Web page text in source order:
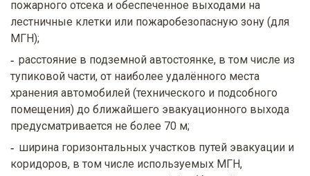
пожарного отсека и обеспеченное выходами на
лестничные клетки или пожаробезопасную зону (для
МГН);
расстояние в подземной автостоянке, в том числе из
тупиковой части, от наиболее удалённого места
хранения автомобилей (технического и подсобного
помещения) до ближайшего эвакуационного выхода
предусматривается не более 70 м;
ширина горизонтальных участков путей эвакуации и
коридоров, в том числе используемых МГН,